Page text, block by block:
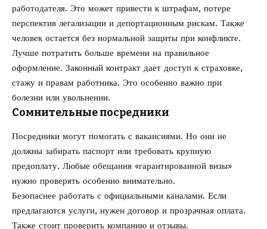
работодателя. Это может привести к штрафам, потере
перспектив легализации и депортационным рискам. Также
человек остается без нормальной защиты при конфликте.
Лучше потратить больше времени на правильное
оформление. Законный контракт дает доступ к страховке,
стажу и правам работника. Это особенно важно при
болезни или увольнении.
Сомнительные посредники
Посредники могут помогать с вакансиями. Но они не
должны забирать паспорт или требовать крупную
предоплату. Любые обещания «гарантированной визы»
нужно проверять особенно внимательно.
Безопаснее работать с официальными каналами. Если
предлагаются услуги, нужен договор и прозрачная оплата.
Также стоит проверить компанию и отзывы.